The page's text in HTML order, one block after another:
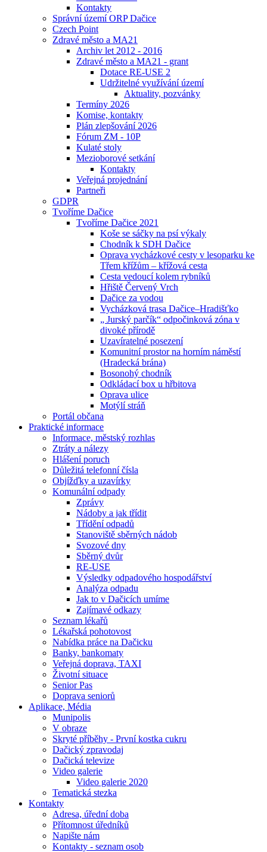
Kontakty
Správní území ORP Dačice
Czech Point
Zdravé město a MA21
Archiv let 2012 - 2016
Zdravé město a MA21 - grant
Dotace RE-USE 2
Udržitelné využívání území
Aktuality, pozvánky
Termíny 2026
Komise, kontakty
Plán zlepšování 2026
Fórum ZM - 10P
Kulaté stoly
Mezioborové setkání
Kontakty
Veřejná projednání
Partneři
GDPR
Tvoříme Dačice
Tvoříme Dačice 2021
Koše se sáčky na psí výkaly
Chodník k SDH Dačice
Oprava vycházkové cesty v lesoparku ke
Třem křížům – křížová cesta
Cesta vedoucí kolem rybníků
Hřiště Červený Vrch
Dačice za vodou
Vycházková trasa Dačice–Hradišťko
„ Jurský parčík“ odpočinková zóna v
divoké přírodě
Uzavíratelné posezení
Komunitní prostor na horním náměstí
(Hradecká brána)
Bosonohý chodník
Odkládací box u hřbitova
Oprava ulice
Motýlí stráň
Portál občana
Praktické informace
Informace, městský rozhlas
Ztráty a nálezy
Hlášení poruch
Důležitá telefonní čísla
Objížďky a uzavírky
Komunální odpady
Zprávy
Nádoby a jak třídit
Třídění odpadů
Stanoviště sběrných nádob
Svozové dny
Sběrný dvůr
RE-USE
Výsledky odpadového hospodářství
Analýza odpadu
Jak to v Dačicích umíme
Zajímavé odkazy
Seznam lékařů
Lékařská pohotovost
Nabídka práce na Dačicku
Banky, bankomaty
Veřejná doprava, TAXI
Životní situace
Senior Pas
Doprava seniorů
Aplikace, Média
Munipolis
V obraze
Skryté příběhy - První kostka cukru
Dačický zpravodaj
Dačická televize
Video galerie
Video galerie 2020
Tematická stezka
Kontakty
Adresa, úřední doba
Přítomnost úředníků
Napište nám
Kontakty - seznam osob